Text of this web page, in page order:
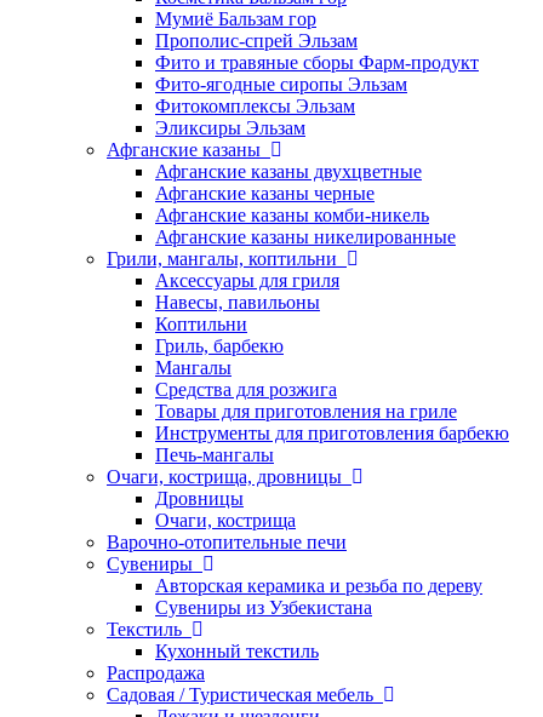
Мумиё Бальзам гор
Прополис-спрей Эльзам
Фито и травяные сборы Фарм-продукт
Фито-ягодные сиропы Эльзам
Фитокомплексы Эльзам
Эликсиры Эльзам
Афганские казаны
Афганские казаны двухцветные
Афганские казаны черные
Афганские казаны комби-никель
Афганские казаны никелированные
Грили, мангалы, коптильни
Аксессуары для гриля
Навесы, павильоны
Коптильни
Гриль, барбекю
Мангалы
Средства для розжига
Товары для приготовления на гриле
Инструменты для приготовления барбекю
Печь-мангалы
Очаги, кострища, дровницы
Дровницы
Очаги, кострища
Варочно-отопительные печи
Сувениры
Авторская керамика и резьба по дереву
Сувениры из Узбекистана
Текстиль
Кухонный текстиль
Распродажа
Садовая / Туристическая мебель